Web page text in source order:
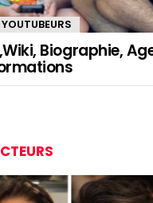
YOUTUBEURS
Biographie,